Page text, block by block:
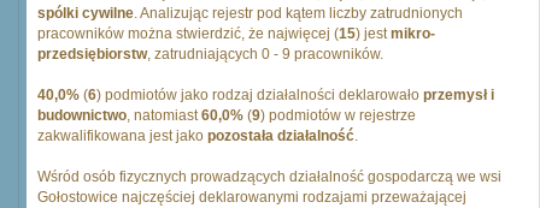
spólki cywilne. Analizując rejestr pod kątem liczby zatrudnionych
pracowników można stwierdzić, że najwięcej (15) jestmikro-
przedsiębiorstw, zatrudniających 0 - 9 pracowników.
40,0% (6) podmiotów jako rodzaj działalności deklarowało przemysł i
budownictwo, natomiast60,0% (9) podmiotów w rejestrze
zakwalifikowana jest jako pozostała działalność.
Wśród osób fizycznych prowadzących działalność gospodarczą we wsi
Gołostowice najczęściej deklarowanymi rodzajami przeważającej